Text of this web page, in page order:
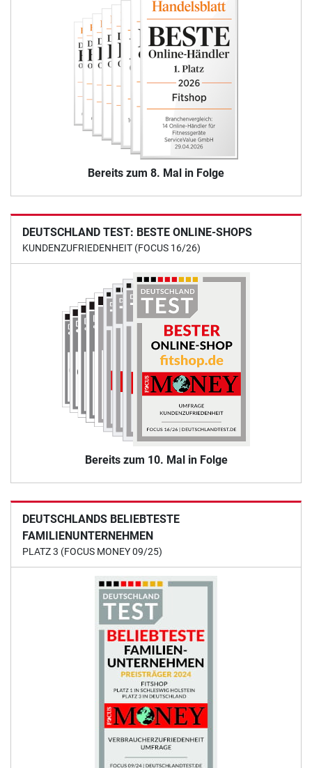
Bereits zum 8. Mal in Folge
DEUTSCHLAND TEST: BESTE ONLINE-SHOPS
KUNDENZUFRIEDENHEIT (FOCUS 16/26)
Bereits zum 10. Mal in Folge
DEUTSCHLANDS BELIEBTESTE
FAMILIENUNTERNEHMEN
PLATZ 3 (FOCUS MONEY 09/25)